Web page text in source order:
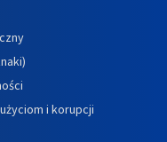
i korupcji